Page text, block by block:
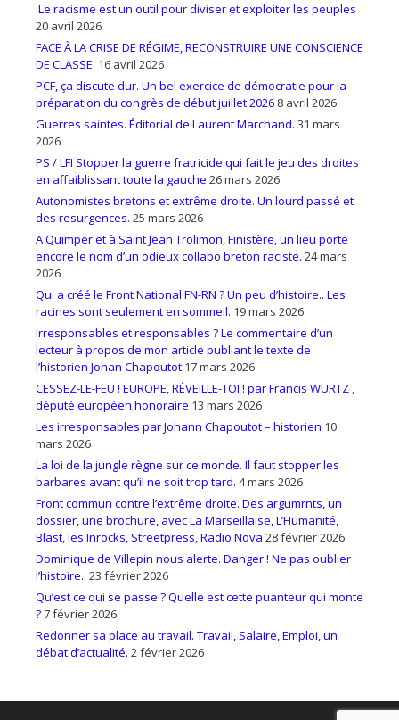
Le racisme est un outil pour diviser et exploiter les peuples
20 avril 2026
FACE À LA CRISE DE RÉGIME, RECONSTRUIRE UNE CONSCIENCE
DE CLASSE. 16 avril 2026
PCF, ça discute dur. Un bel exercice de démocratie pour la
préparation du congrès de début juillet 2026 8 avril 2026
Guerres saintes. Éditorial de Laurent Marchand. 31 mars
2026
PS / LFI Stopper la guerre fratricide qui fait le jeu des droites
en affaiblissant toute la gauche 26 mars 2026
Autonomistes bretons et extrême droite. Un lourd passé et
des resurgences. 25 mars 2026
A Quimper et à Saint Jean Trolimon, Finistère, un lieu porte
encore le nom d’un odieux collabo breton raciste. 24 mars
2026
Qui a créé le Front National FN-RN ? Un peu d’histoire.. Les
racines sont seulement en sommeil. 19 mars 2026
Irresponsables et responsables ? Le commentaire d’un
lecteur à propos de mon article publiant le texte de
l’historien Johan Chapoutot 17 mars 2026
CESSEZ-LE-FEU ! EUROPE, RÉVEILLE-TOI ! par Francis WURTZ ,
député européen honoraire 13 mars 2026
Les irresponsables par Johann Chapoutot – historien 10
mars 2026
La loi de la jungle règne sur ce monde. Il faut stopper les
barbares avant qu’il ne soit trop tard. 4 mars 2026
Front commun contre l’extrême droite. Des argumrnts, un
dossier, une brochure, avec La Marseillaise, L’Humanité,
Blast, les Inrocks, Streetpress, Radio Nova 28 février 2026
Dominique de Villepin nous alerte. Danger ! Ne pas oublier
l’histoire.. 23 février 2026
Qu’est ce qui se passe ? Quelle est cette puanteur qui monte
?7 février 2026
Redonner sa place au travail. Travail, Salaire, Emploi, un
débat d’actualité. 2 février 2026